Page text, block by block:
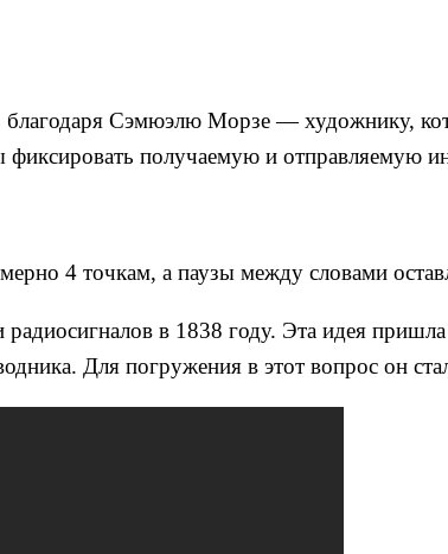
благодаря Сэмюэлю Морзе — художнику,
получаемую и отправляемую
4 точкам, а паузы между словами
в 1838 году. Эта идея
Для погружения в этот вопрос он